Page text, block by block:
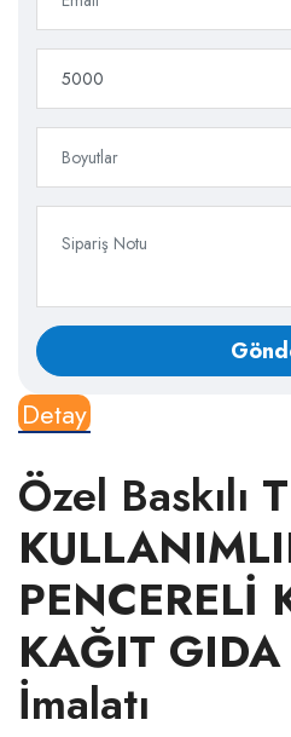
Detay
Özel Baskılı
PENCERELİ
KAĞIT
İmalatı